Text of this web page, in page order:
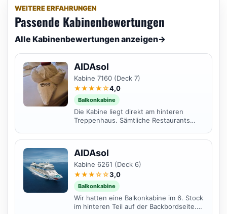
WEITERE ERFAHRUNGEN
Passende Kabinenbewertungen
Alle Kabinenbewertungen anzeigen→
AIDAsol
Kabine 7160 (Deck 7)
★★★★☆4,0
Balkonkabine
Die Kabine liegt direkt am hinteren
Treppenhaus. Sämtliche Restaurants
AIDAsol
Kabine 6261 (Deck 6)
★★★☆☆3,0
Balkonkabine
Wir hatten eine Balkonkabine im 6. Stock
im hinteren Teil auf der Backbordseite.